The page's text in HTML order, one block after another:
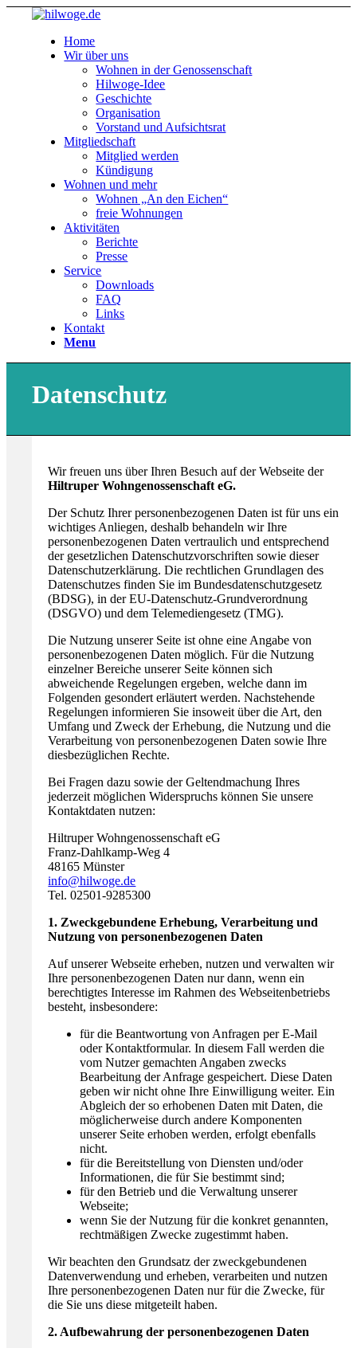
Home
Wir über uns
Wohnen in der Genossenschaft
Hilwoge-Idee
Geschichte
Organisation
Vorstand und Aufsichtsrat
Mitgliedschaft
Mitglied werden
Kündigung
Wohnen und mehr
Wohnen „An den Eichen“
freie Wohnungen
Aktivitäten
Berichte
Presse
Service
Downloads
FAQ
Links
Kontakt
Menu
Datenschutz
Wir freuen uns über Ihren Besuch auf der Webseite der
Hiltruper Wohngenossenschaft eG.
Der Schutz Ihrer personenbezogenen Daten ist für uns ein
wichtiges Anliegen, deshalb behandeln wir Ihre
personenbezogenen Daten vertraulich und entsprechend
der gesetzlichen Datenschutzvorschriften sowie dieser
Datenschutzerklärung. Die rechtlichen Grundlagen des
Datenschutzes finden Sie im Bundesdatenschutzgesetz
(BDSG), in der EU-Datenschutz-Grundverordnung
(DSGVO) und dem Telemediengesetz (TMG).
Die Nutzung unserer Seite ist ohne eine Angabe von
personenbezogenen Daten möglich. Für die Nutzung
einzelner Bereiche unserer Seite können sich
abweichende Regelungen ergeben, welche dann im
Folgenden gesondert erläutert werden. Nachstehende
Regelungen informieren Sie insoweit über die Art, den
Umfang und Zweck der Erhebung, die Nutzung und die
Verarbeitung von personenbezogenen Daten sowie Ihre
diesbezüglichen Rechte.
Bei Fragen dazu sowie der Geltendmachung Ihres
jederzeit möglichen Widerspruchs können Sie unsere
Kontaktdaten nutzen:
Hiltruper Wohngenossenschaft eG
Franz-Dahlkamp-Weg 4
48165 Münster
info@hilwoge.de
Tel. 02501-9285300
1. Zweckgebundene Erhebung, Verarbeitung und
Nutzung von personenbezogenen Daten
Auf unserer Webseite erheben, nutzen und verwalten wir
Ihre personenbezogenen Daten nur dann, wenn ein
berechtigtes Interesse im Rahmen des Webseitenbetriebs
besteht, insbesondere:
für die Beantwortung von Anfragen per E-Mail
oder Kontaktformular. In diesem Fall werden die
vom Nutzer gemachten Angaben zwecks
Bearbeitung der Anfrage gespeichert. Diese Daten
geben wir nicht ohne Ihre Einwilligung weiter. Ein
Abgleich der so erhobenen Daten mit Daten, die
möglicherweise durch andere Komponenten
unserer Seite erhoben werden, erfolgt ebenfalls
nicht.
für die Bereitstellung von Diensten und/oder
Informationen, die für Sie bestimmt sind;
für den Betrieb und die Verwaltung unserer
Webseite;
wenn Sie der Nutzung für die konkret genannten,
rechtmäßigen Zwecke zugestimmt haben.
Wir beachten den Grundsatz der zweckgebundenen
Datenverwendung und erheben, verarbeiten und nutzen
Ihre personenbezogenen Daten nur für die Zwecke, für
die Sie uns diese mitgeteilt haben.
2. Aufbewahrung der personenbezogenen Daten